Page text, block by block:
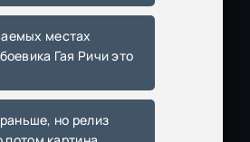
GB Скачать
MB
Гая Ричи это